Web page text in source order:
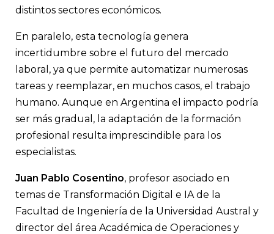
distintos sectores económicos.
En paralelo, esta tecnología genera
incertidumbre sobre el futuro del mercado
laboral, ya que permite automatizar numerosas
tareas y reemplazar, en muchos casos, el trabajo
humano. Aunque en Argentina el impacto podría
ser más gradual, la adaptación de la formación
profesional resulta imprescindible para los
especialistas.
Juan Pablo Cosentino, profesor asociado en
temas de Transformación Digital e IA de la
Facultad de Ingeniería de la Universidad Austral y
director del área Académica de Operaciones y